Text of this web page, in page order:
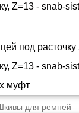
муфт
для ремней